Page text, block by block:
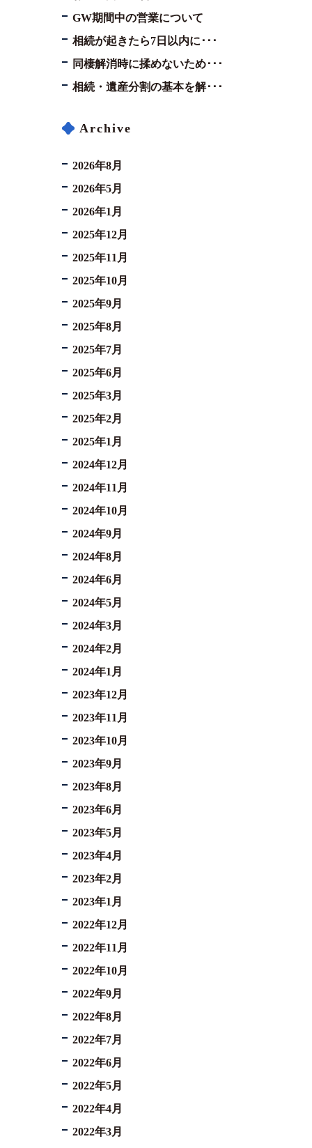
GW期間中の営業について
相続が起きたら7日以内に･･･
同棲解消時に揉めないため･･･
相続・遺産分割の基本を解･･･
Archive
2026年8月
2026年5月
2026年1月
2025年12月
2025年11月
2025年10月
2025年9月
2025年8月
2025年7月
2025年6月
2025年3月
2025年2月
2025年1月
2024年12月
2024年11月
2024年10月
2024年9月
2024年8月
2024年6月
2024年5月
2024年3月
2024年2月
2024年1月
2023年12月
2023年11月
2023年10月
2023年9月
2023年8月
2023年6月
2023年5月
2023年4月
2023年2月
2023年1月
2022年12月
2022年11月
2022年10月
2022年9月
2022年8月
2022年7月
2022年6月
2022年5月
2022年4月
2022年3月